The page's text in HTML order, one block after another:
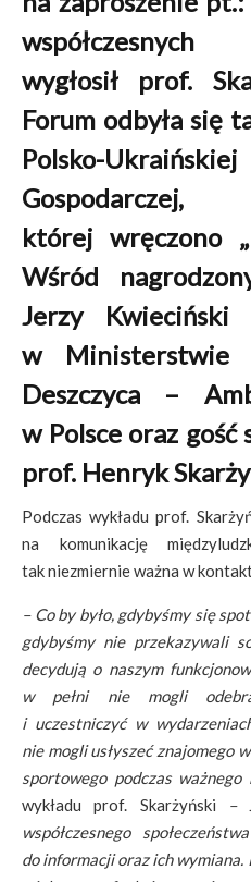
współczesnych
wygłosił prof.
Forum odbyła się
Polsko-
której wręczono
Wśród
Jerzy Kwieciński
w Ministerstwie
Deszczyca –
w Polsce oraz gość
prof. Henryk
Podczas wykładu prof.
na komunikację
tak niezmiernie ważna w
– Co by było, gdybyśmy się
gdybyśmy nie przekazywali
decydują o naszym
w pełni nie mogli
i uczestniczyć w
nie mogli usłyszeć znajomego
sportowego podczas ważnego
wykładu prof. Skarżyński –
współczesnego
do informacji oraz ich wymiana.